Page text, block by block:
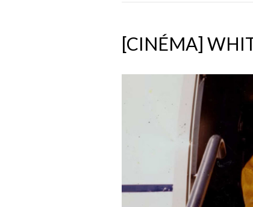
[CINÉMA]